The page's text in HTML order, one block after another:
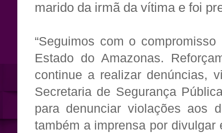
marido da irmã da vítima e foi
“Seguimos com o
Estado do Amazonas.
continue a realizar denúncias,
Secretaria de Segurança
para denunciar violações aos
também a imprensa por